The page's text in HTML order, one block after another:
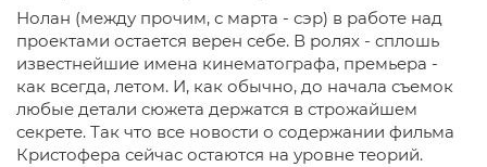
Нолан (между прочим, с марта - сэр) в работе над
проектами остается верен себе. В ролях - сплошь
известнейшие имена кинематографа, премьера -
как всегда, летом. И, как обычно, до начала съемок
любые детали сюжета держатся в строжайшем
секрете. Так что все новости о содержании фильма
Кристофера сейчас остаются на уровне теорий.